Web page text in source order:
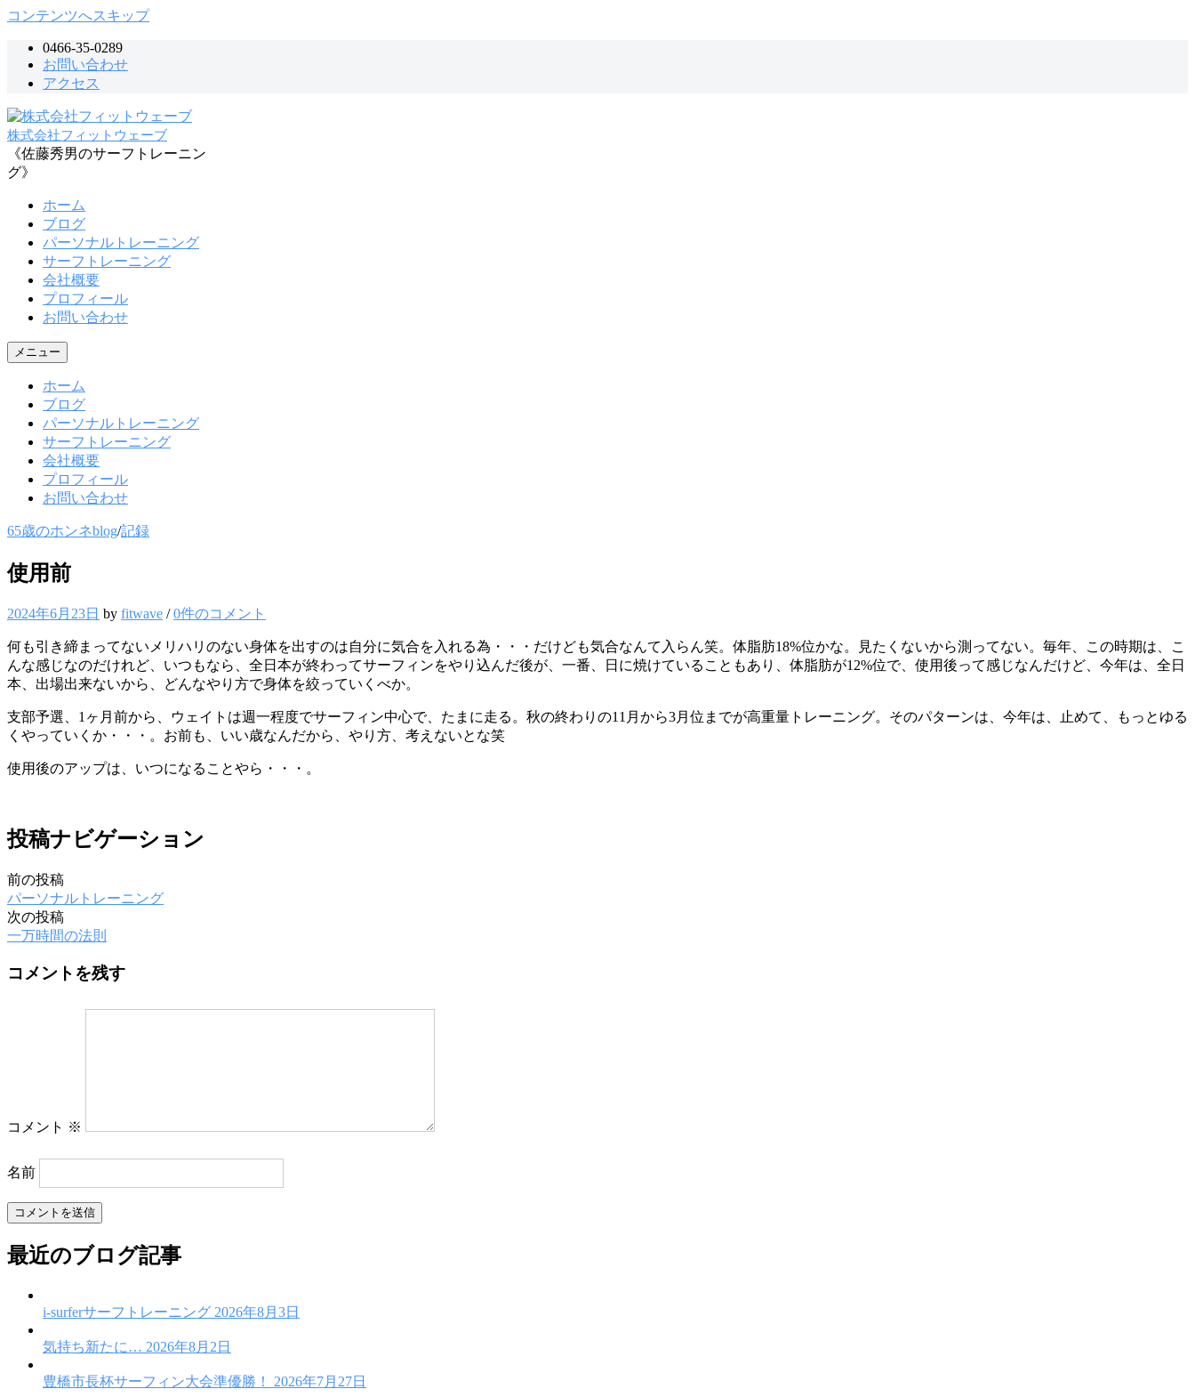
コンテンツへスキップ
0466-35-0289
お問い合わせ
アクセス
株式会社フィットウェーブ
《佐藤秀男のサーフトレーニン
グ》
ホーム
ブログ
パーソナルトレーニング
サーフトレーニング
会社概要
プロフィール
お問い合わせ
メニュー
ホーム
ブログ
パーソナルトレーニング
サーフトレーニング
会社概要
プロフィール
お問い合わせ
65歳のホンネblog/記録
使用前
2024年6月23日 by fitwave /0件のコメント
何も引き締まってないメリハリのない身体を出すのは自分に気合を入れる為・・・だけども気合なんて入らん笑。体脂肪18%位かな。見たくないから測ってない。毎年、この時期は、こ
んな感じなのだけれど、いつもなら、全日本が終わってサーフィンをやり込んだ後が、一番、日に焼けていることもあり、体脂肪が12%位で、使用後って感じなんだけど、今年は、全日
本、出場出来ないから、どんなやり方で身体を絞っていくべか。
支部予選、1ヶ月前から、ウェイトは週一程度でサーフィン中心で、たまに走る。秋の終わりの11月から3月位までが高重量トレーニング。そのパターンは、今年は、止めて、もっとゆる
くやっていくか・・・。お前も、いい歳なんだから、やり方、考えないとな笑
使用後のアップは、いつになることやら・・・。
投稿ナビゲーション
前の投稿
パーソナルトレーニング
次の投稿
一万時間の法則
コメントを残す
コメント ※
名前
最近のブログ記事
i-surferサーフトレーニング 2026年8月3日
気持ち新たに… 2026年8月2日
豊橋市長杯サーフィン大会準優勝！ 2026年7月27日